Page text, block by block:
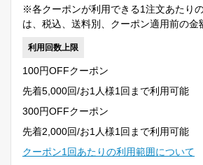
※各クーポンが利用できる1注文あたり
は、税込、送料別、クーポン適用前の金
利用回数上限
100円OFFクーポン
先着5,000回/お1人様1回まで利用可能
300円OFFクーポン
先着2,000回/お1人様1回まで利用可能
クーポン1回あたりの利用範囲について